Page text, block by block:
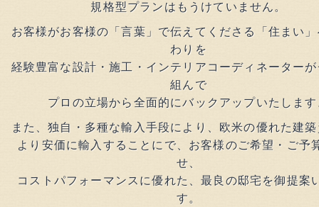
規格型プランはもうけていません。
お客様がお客様の「言葉」で伝えてくださる「住まい
わりを
経験豊富な設計・施工・インテリアコーディネーター
組んで
プロの立場から全面的にバックアップいたしま
また、独自・多種な輸入手段により、欧米の優れた建
より安価に輸入することにで、お客様のご希望・ご予
せ、
コストパフォーマンスに優れた、最良の邸宅を御提案
す。